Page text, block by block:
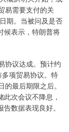
易需要支付的关
期。当被问及是否
候表示，特朗普将
协议达成。预计约
项贸易协议。特
最后期限之后。
次会议不降息，
数据表现良好。